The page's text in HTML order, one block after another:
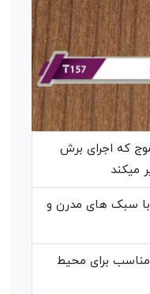
که اجرای برش
میکند
با سبک های مدرن و
برای محیط